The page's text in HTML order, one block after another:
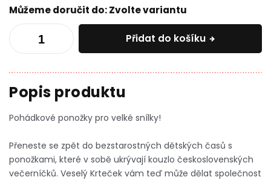
Můžeme doručit do:Zvolte variantu
Přidat do košíku
Pohádkové ponožky pro velké snílky!
Přeneste se zpět do bezstarostných dětských časů s
ponožkami, které v sobě ukrývají kouzlo československých
večerníčků. Veselý Krteček vám teď může dělat společnost